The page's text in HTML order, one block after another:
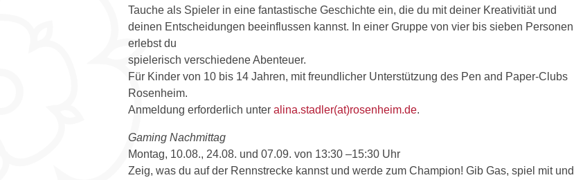
Tauche als Spieler in eine fantastische Geschichte ein, die du mit deiner Kreativitiät und
deinen Entscheidungen beeinflussen kannst. In einer Gruppe von vier bis sieben Personen
erlebst du
spielerisch verschiedene Abenteuer.
Für Kinder von 10 bis 14 Jahren, mit freundlicher Unterstützung des Pen and Paper-Clubs
Rosenheim.
Anmeldung erforderlich unter alina.stadler(at)rosenheim.de.
Gaming Nachmittag
Montag, 10.08., 24.08. und 07.09. von 13:30 –15:30 Uhr
Zeig, was du auf der Rennstrecke kannst und werde zum Champion! Gib Gas, spiel mit und